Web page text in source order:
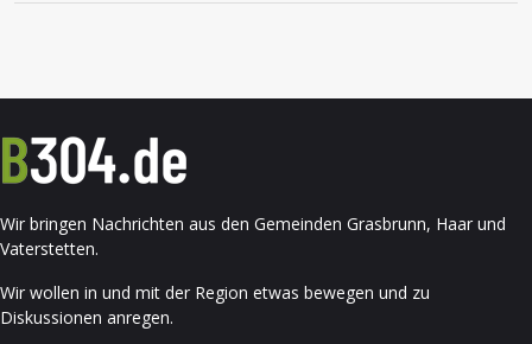
Wir bringen Nachrichten aus den Gemeinden Grasbrunn, Haar und
Vaterstetten.
Wir wollen in und mit der Region etwas bewegen und zu
Diskussionen anregen.